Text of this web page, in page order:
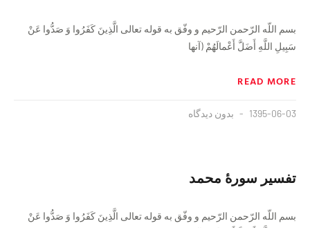
بسم اللّه الرّحمن الرّحيم و وفّق به‏ قوله تعالى‏ الَّذِينَ كَفَرُوا وَ صَدُّوا عَنْ
سَبِيلِ اللَّهِ أَضَلَّ أَعْمالَهُمْ‏ (آنها
READ MORE
1395-06-03 بدون دیدگاه
تفسير سورهٔ محمد
بسم اللّه الرّحمن الرّحيم و وفّق به‏ قوله تعالى‏ الَّذِينَ كَفَرُوا وَ صَدُّوا عَنْ